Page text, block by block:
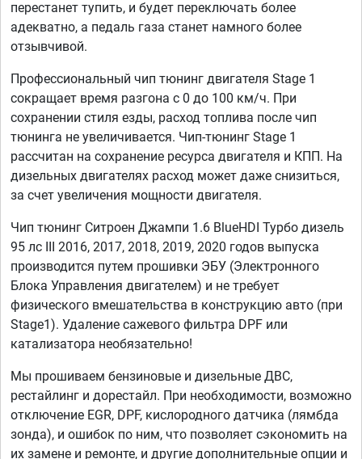
перестанет тупить, и будет переключать более
адекватно, а педаль газа станет намного более
отзывчивой.
Профессиональный чип тюнинг двигателя Stage 1
сокращает время разгона с 0 до 100 км/ч. При
сохранении стиля езды, расход топлива после чип
тюнинга не увеличивается. Чип-тюнинг Stage 1
рассчитан на сохранение ресурса двигателя и КПП. На
дизельных двигателях расход может даже снизиться,
за счет увеличения мощности двигателя.
Чип тюнинг Ситроен Джампи 1.6 BlueHDI Турбо дизель
95 лс III 2016, 2017, 2018, 2019, 2020 годов выпуска
производится путем прошивки ЭБУ (Электронного
Блока Управления двигателем) и не требует
физического вмешательства в конструкцию авто (при
Stage1). Удаление сажевого фильтра DPF или
катализатора необязательно!
Мы прошиваем бензиновые и дизельные ДВС,
рестайлинг и дорестайл. При необходимости, возможно
отключение EGR, DPF, кислородного датчика (лямбда
зонда), и ошибок по ним, что позволяет сэкономить на
их замене и ремонте, и другие дополнительные опции и